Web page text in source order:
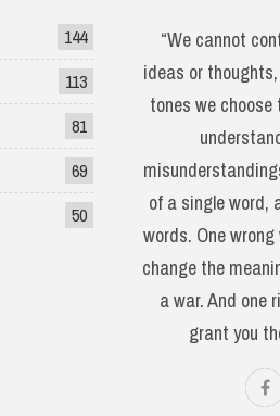
144
113
81
69
50
“We cannot
ideas or
tones we
of a single word,
words. One
change the
a war. And one
grant you